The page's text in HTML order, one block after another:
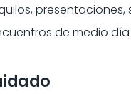
de medio